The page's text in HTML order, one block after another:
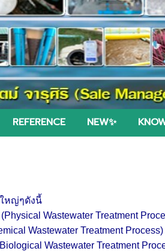
REFERENCE NEW✨
ใหญ่ๆดังนี้
Wastewater Treatment
Wastewater Treatment
Wastewater Treatment